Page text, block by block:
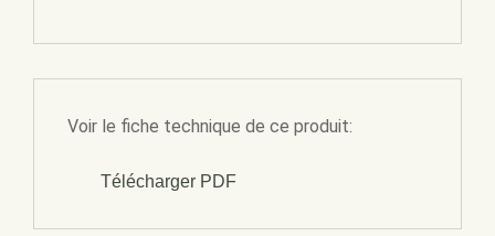
Voir le fiche technique de ce produit:
Télécharger PDF